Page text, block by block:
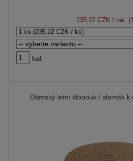
235,22 CZK / bal.
bal.
Dámský letní klobouk / slamák k